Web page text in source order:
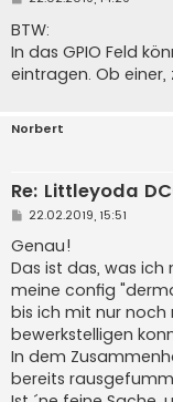
i
t
a
g
BTW:
In das GPIO Feld
eintragen. Ob
Norbert
Re: Littleyoda
B
i
t
r
a
g
22.02.2019, 15:51
Genau!
Das ist das, was
meine config
bis ich mit nur noch
bewerkstelligen
In dem
bereits